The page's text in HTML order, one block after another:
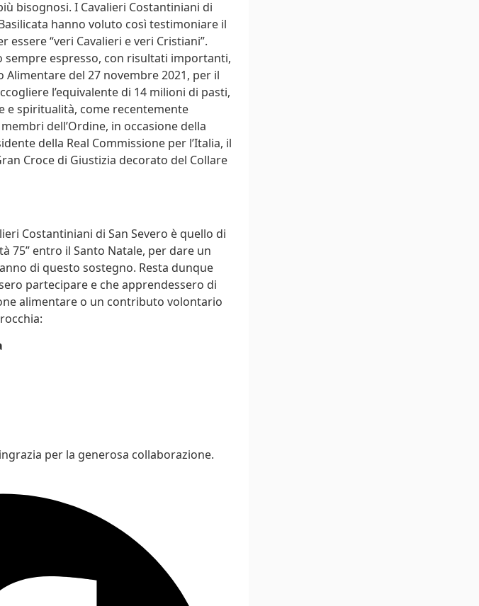
bisognosi. I Cavalieri Costantiniani di
hanno voluto così testimoniare il
“veri Cavalieri e veri Cristiani”.
sempre espresso, con risultati importanti,
del 27 novembre 2021, per il
l’equivalente di 14 milioni di pasti,
e spiritualità, come recentemente
dell’Ordine, in occasione della
della Real Commissione per l’Italia, il
Croce di Giustizia decorato del Collare
Costantiniani di San Severo è quello di
75” entro il Santo Natale, per dare un
di questo sostegno. Resta dunque
partecipare e che apprendessero di
alimentare o un contributo volontario
per la generosa collaborazione.